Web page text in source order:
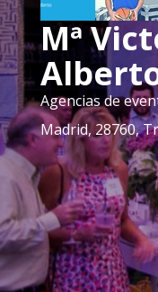
Mª
Agencias de
Madrid, 28760,